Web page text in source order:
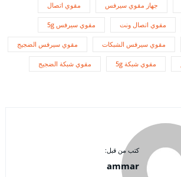
جهاز مقوي سيرفس مقوي اتصال
مقوي اتصال ونت مقوي سيرفس 5g
مقوي سيرفس الشبكات مقوي سيرفس الضجيج
مقوي شبكة 5g مقوي شبكة الضجيج
كتب من قبل:
ammar